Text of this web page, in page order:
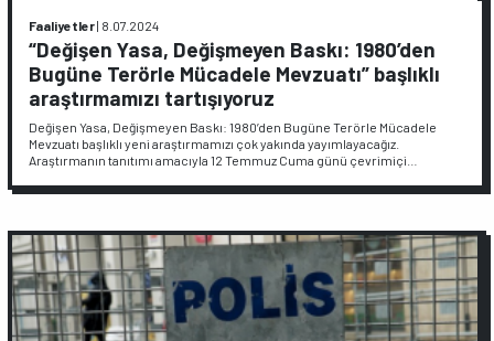
Faaliyetler| 8.07.2024
“Değişen Yasa, Değişmeyen Baskı: 1980’den
Bugüne Terörle Mücadele Mevzuatı” başlıklı
araştırmamızı tartışıyoruz
Değişen Yasa, Değişmeyen Baskı: 1980’den Bugüne Terörle Mücadele
Mevzuatı başlıklı yeni araştırmamızı çok yakında yayımlayacağız.
Araştırmanın tanıtımı amacıyla 12 Temmuz Cuma günü çevrimiçi…